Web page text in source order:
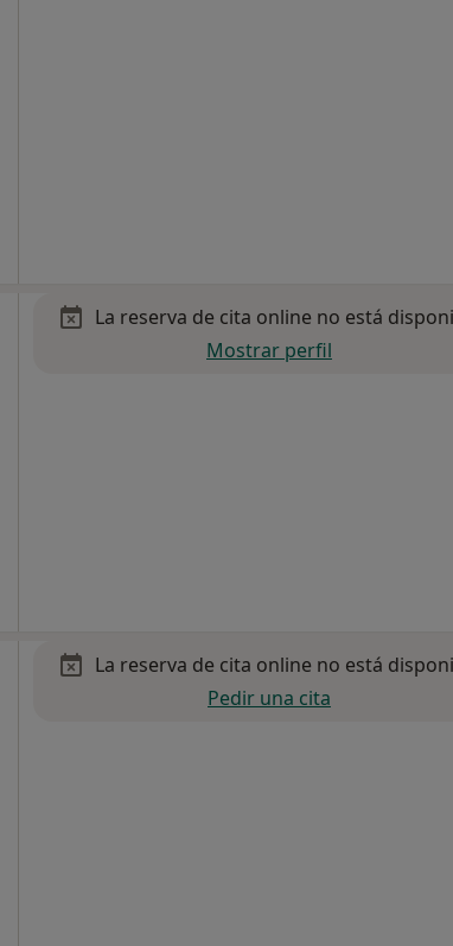
La reserva de cita online no está
Mostrar perfil
La reserva de cita online no está
Pedir una cita